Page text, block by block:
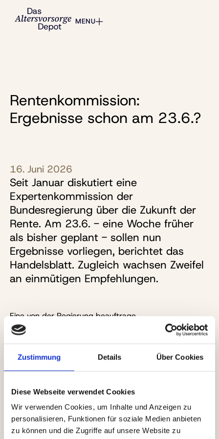
Zustimmung Details Über Cookies
Diese Webseite verwendet Cookies
Wir verwenden Cookies, um Inhalte und Anzeigen zu
personalisieren, Funktionen für soziale Medien anbieten
zu können und die Zugriffe auf unsere Website zu
MENU
Rentenkommission:
Ergebnisse schon am 23.6.?
16. Juni 2026
Seit Januar diskutiert eine
Expertenkommission der
Bundesregierung über die Zukunft der
Rente. Am 23.6. - eine Woche früher
als bisher geplant - sollen nun
Ergebnisse vorliegen, berichtet das
Handelsblatt. Zugleich wachsen Zweifel
an einmütigen Empfehlungen.
Eine von der Regierung beauftrage
Expertenkommission zur Reform der Alterssicherung
soll bereits am kommenden Dienstag (23.6.) ihre
Ergebnisse präsentieren - und damit sechs Tage vor
dem ursprünglich avisierten Termin. Das berichtet das
unter Berufung auf nicht näher benannte
„Kreise der Kommissionsmitglieder“.
Die Empfehlungen des 13köpfigen Gremiumsmit
Vertreterinnen und Vertretern aus Wissenschaft, Politik
und Sozialpartnern gelten als richtungsweisend für die
anschließend geplanten Reformen. Die will die